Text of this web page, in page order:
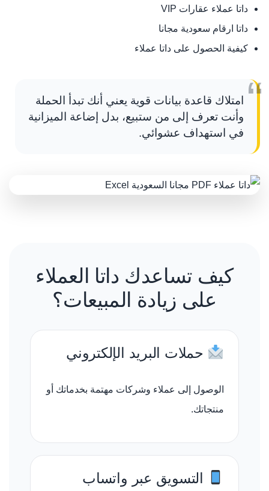
داتا عملاء عقارات VIP
داتا ارقام سعودية مجانا
كيفية الحصول على داتا عملاء
امتلاك قاعدة بيانات قوية يعني أنك تبدأ الحملة
وأنت تعرف إلى من ستبيع، بدل إضاعة الميزانية
في استهداف عشوائي.
كيف تساعدك داتا العملاء
على زيادة المبيعات؟
حملات البريد الإلكتروني
الوصول إلى عملاء وشركات مهتمة بخدماتك أو
منتجاتك.
التسويق عبر واتساب